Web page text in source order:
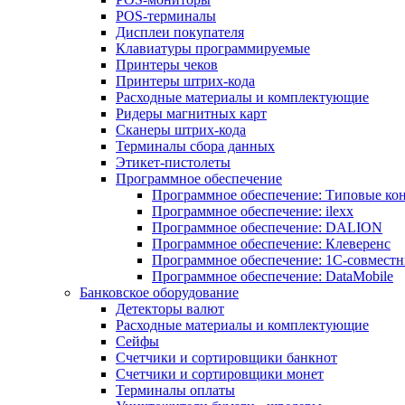
POS-терминалы
Дисплеи покупателя
Клавиатуры программируемые
Принтеры чеков
Принтеры штрих-кода
Расходные материалы и комплектующие
Ридеры магнитных карт
Сканеры штрих-кода
Терминалы сбора данных
Этикет-пистолеты
Программное обеспечение
Программное обеспечение: Типовые
Программное обеспечение: ilexx
Программное обеспечение: DALION
Программное обеспечение: Клеверенс
Программное обеспечение: 1С-
Программное обеспечение: DataMobile
Банковское оборудование
Детекторы валют
Расходные материалы и комплектующие
Сейфы
Счетчики и сортировщики банкнот
Счетчики и сортировщики монет
Терминалы оплаты